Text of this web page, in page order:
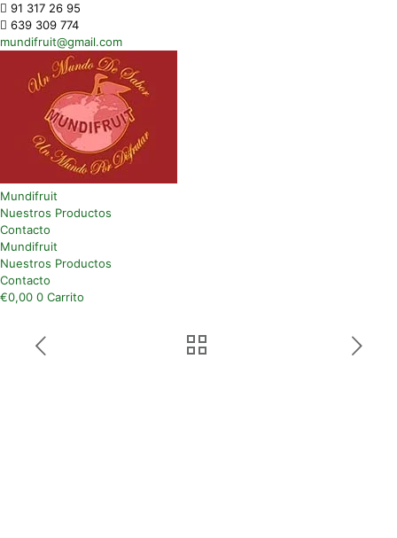
91 317 26 95
639 309 774
mundifruit@gmail.com
Mundifruit
Nuestros Productos
Contacto
Mundifruit
Nuestros Productos
Contacto
€0,00 0 Carrito